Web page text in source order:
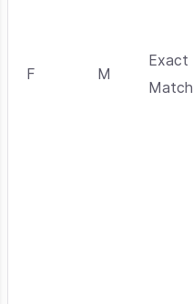
F M
Exact
Match